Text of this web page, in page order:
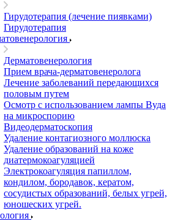
Гирудотерапия (лечение пиявками)
Гирудотерапия
Дерматовенерология
Прием врача-дерматовенеролога
Лечение заболеваний передающихся
половым путем
Осмотр с использованием лампы Вуда
на микроспорию
Видеодерматоскопия
Удаление контагиозного моллюска
Удаление образований на коже
диатермокоагуляцией
Электрокоагуляция папиллом,
кондилом, бородавок, кератом,
сосудистых образований, белых угрей,
юношеских угрей.